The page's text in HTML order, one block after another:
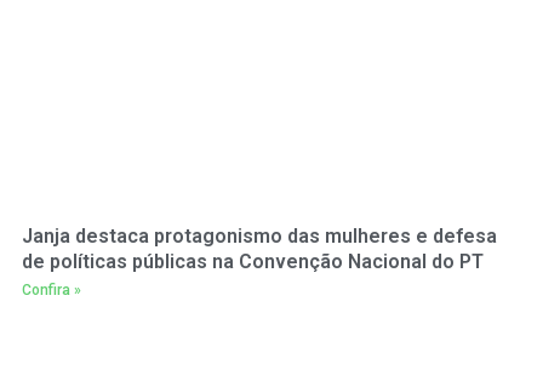
Janja destaca protagonismo das mulheres e defesa
de políticas públicas na Convenção Nacional do PT
Confira »